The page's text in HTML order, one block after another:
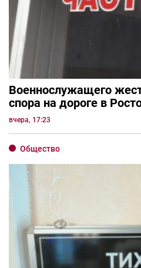
Военнослужащего
спора на дороге в
вчера, 17:23
Общество